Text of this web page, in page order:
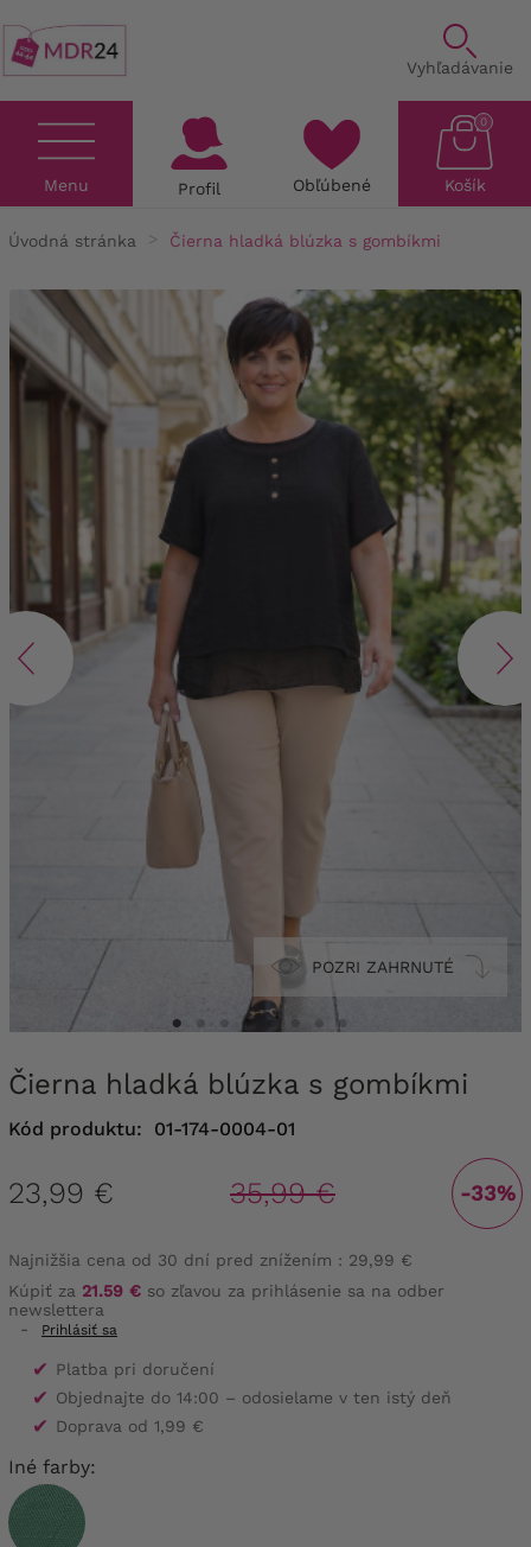
Vyhľadávanie
Menu Profil Obľúbené Košík
0
Úvodná stránka Čierna hladká blúzka s gombíkmi
POZRI ZAHRNUTÉ
Čierna hladká blúzka s gombíkmi
Kód produktu: 01-174-0004-01
23,99 € 35,99 € -33%
Najnižšia cena od 30 dní pred znížením : 29,99 €
Kúpiť za 21.59 € so zľavou za prihlásenie sa na odber
newslettera
-
Prihlásiť sa
✔ Platba pri doručení
✔ Objednajte do 14:00 – odosielame v ten istý deň
✔ Doprava od 1,99 €
Iné farby: